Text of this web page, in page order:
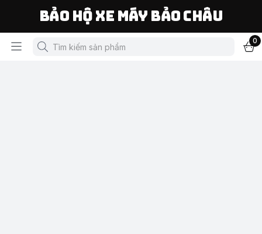
Bảo Hộ Xe Máy Bảo Châu
0